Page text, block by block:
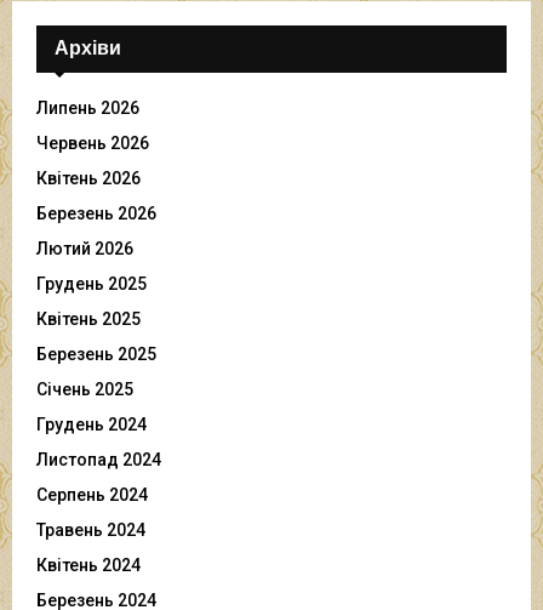
Архіви
Липень 2026
Червень 2026
Квітень 2026
Березень 2026
Лютий 2026
Грудень 2025
Квітень 2025
Березень 2025
Січень 2025
Грудень 2024
Листопад 2024
Серпень 2024
Травень 2024
Квітень 2024
Березень 2024